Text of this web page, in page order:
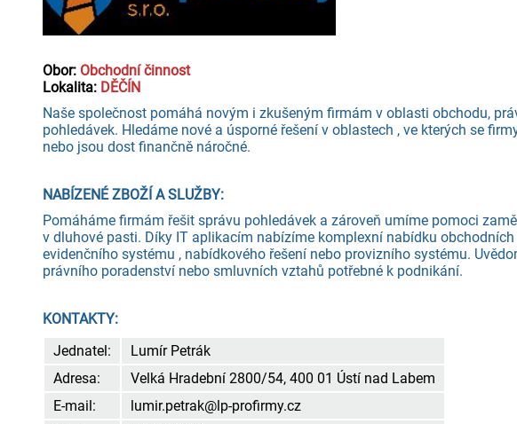
Obor: Obchodní činnost
Lokalita: DĚČÍN
Naše společnost pomáhá novým i zkušeným firmám v oblasti obchodu,
pohledávek. Hledáme nové a úsporné řešení v oblastech , ve kterých se
nebo jsou dost finančně náročné.
NABÍZENÉ ZBOŽÍ A SLUŽBY:
Pomáháme firmám řešit správu pohledávek a zároveň umíme pomoci
v dluhové pasti. Díky IT aplikacím nabízíme komplexní nabídku
evidenčního systému , nabídkového řešení nebo provizního systému.
právního poradenství nebo smluvních vztahů potřebné k podnikání.
KONTAKTY:
Jednatel:
Lumír Petrák
Adresa:
Velká Hradební 2800/54, 400 01 Ústí nad Labem
E-mail:
lumir.petrak@lp-profirmy.cz